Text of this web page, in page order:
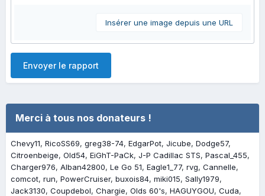
Insérer une image depuis une URL
Envoyer le rapport
Merci à tous nos donateurs !
Chevy11 RicoSS69 greg38-74 EdgarPot Jicube Dodge57
Citroenbeige Old54 EiGhT-PaCk J-P Cadillac STS Pascal_455
Charger976 Alban42800 Le Go 51 Eagle1_77 rvg Cannelle
comcot run PowerCruiser buxois84 miki015 Sally1979
Jack3130 Coupdebol Chargie Olds 60's HAGUYGOU Cuda